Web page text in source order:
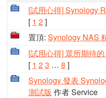
[試用心得] Synology
[ 1 2]
置頂: Synology NAS
[試用心得] 眾所期待
[ 1 23 … 8 ]
Synology 發表
測試版 作者 Service